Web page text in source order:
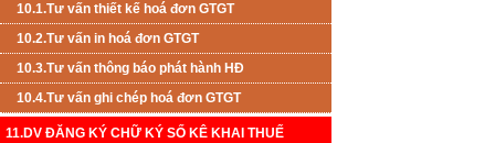
10.1.Tư vấn thiết kế hoá đơn GTGT
10.2.Tư vấn in hoá đơn GTGT
10.3.Tư vấn thông báo phát hành HĐ
10.4.Tư vấn ghi chép hoá đơn GTGT
11.DV ĐĂNG KÝ CHỮ KÝ SỐ KÊ KHAI THUẾ